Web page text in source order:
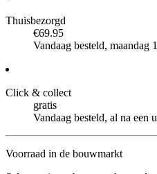
Thuisbezorgd
€69.95
Vandaag besteld, maandag
Click & collect
gratis
Vandaag besteld, al na
Voorraad in de bouwmarkt